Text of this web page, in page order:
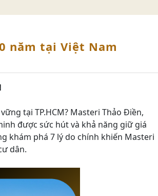
năm tại Việt Nam
tại TP.HCM? Masteri Thảo Điền,
được sức hút và khả năng giữ giá
khám phá 7 lý do chính khiến Masteri
dân.